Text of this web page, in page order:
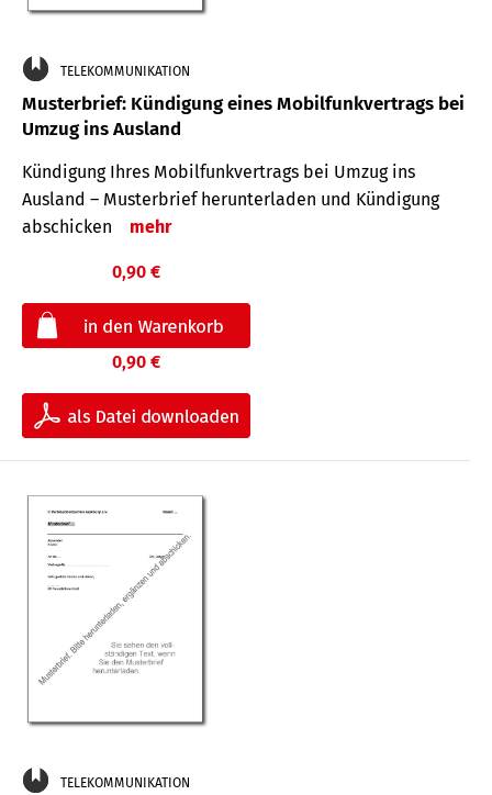
TELEKOMMUNIKATION
Musterbrief: Kündigung eines Mobilfunkvertrags bei
Umzug ins Ausland
Kündigung Ihres Mobilfunkvertrags bei Umzug ins
Ausland – Musterbrief herunterladen und Kündigung
abschicken
mehr
0,90 €
0,90 €
TELEKOMMUNIKATION